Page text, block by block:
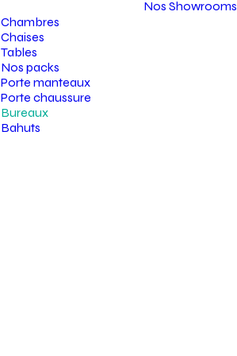
Chambres
Chaises
Tables
Nos packs
Porte manteaux
Porte chaussure
Bureaux
Bahuts
Nos Showrooms